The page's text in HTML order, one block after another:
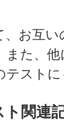
お互
また、
テスト
関連